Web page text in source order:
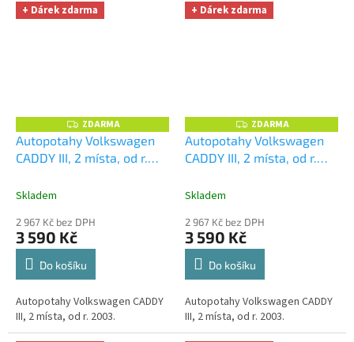
+ Dárek zdarma
Z
D
A
R
ZDARMA
Autopotahy Volkswagen
CADDY III, 2 místa, od r.
Matrix černý
velká Smart Microfiber
zdarma v hodnotě 299,-Kč
Skladem
2 967 Kč bez DPH
3 590 Kč
Do košíku
Autopotahy Volkswagen CADDY
III, 2 místa, od r. 2003.
+ Dárek zdarma
Z
D
A
R
ZDARMA
Autopotahy Volkswagen
CADDY III, 2 místa, od r.
Matrix šedý
velká Smart Microfiber
zdarma v hodnotě 299,-Kč
Skladem
2 967 Kč bez DPH
3 590 Kč
Do košíku
Autopotahy Volkswagen CADDY
III, 2 místa, od r. 2003.